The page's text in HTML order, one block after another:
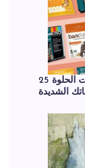
25 وجبة خفيفة منخفضة الكربوهيدرات الحلوة
الشديدة